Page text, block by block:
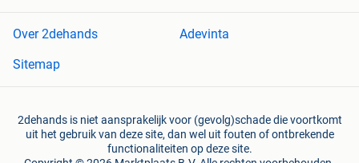
Over 2dehands
Adevinta
Sitemap
2dehands is niet aansprakelijk voor (gevolg)schade die voortkomt
uit het gebruik van deze site, dan wel uit fouten of ontbrekende
functionaliteiten op deze site.